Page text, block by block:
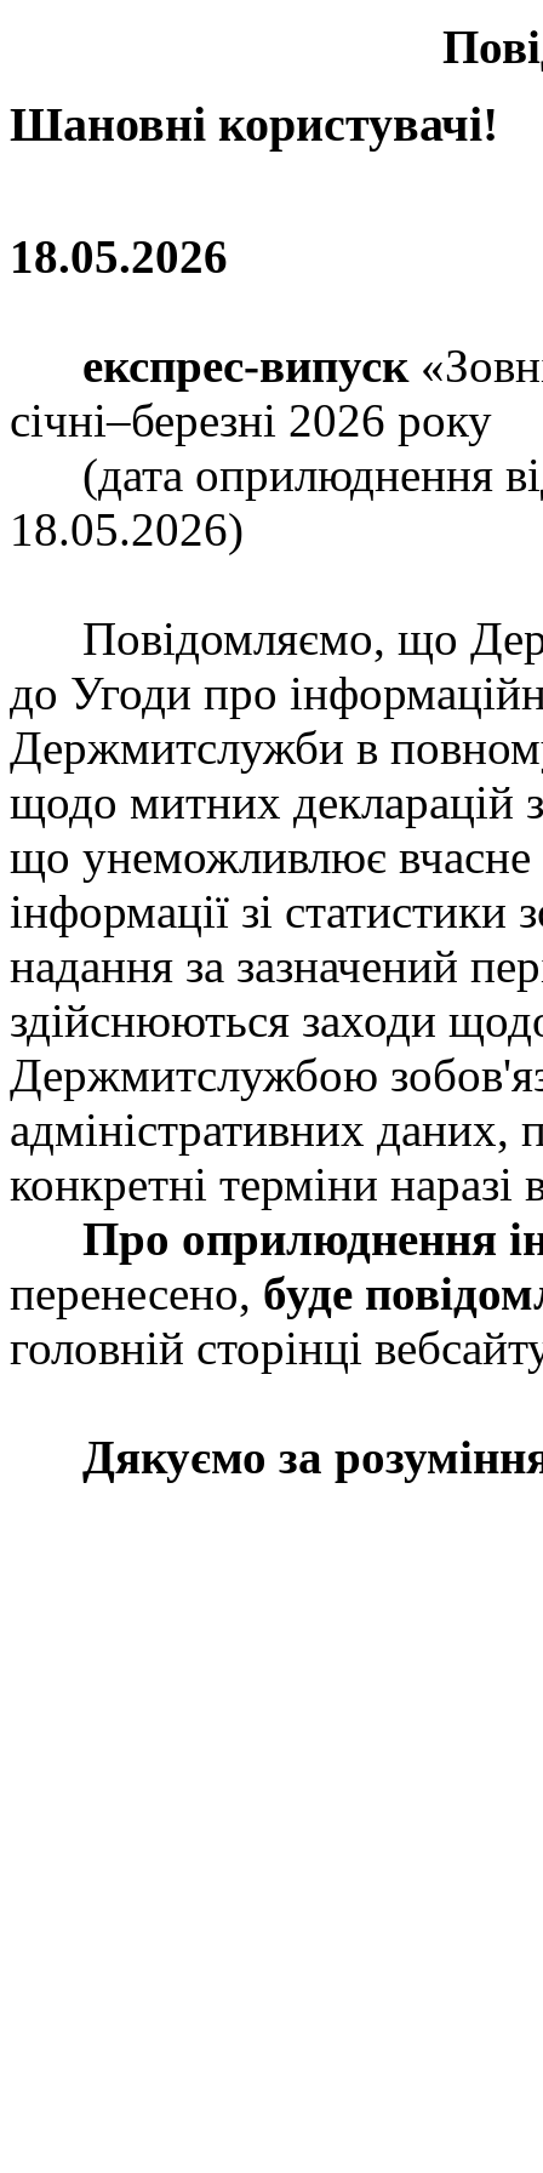
Шановні користувачі!
18.05.2026
експрес-випуск
січні–березні 2026 року
(дата оприлюднення
18.05.2026)
Повідомляємо, що
до Угоди про
Держмитслужби в повному
щодо митних декларацій
що унеможливлює
інформації зі статистики
надання за зазначений
здійснюються заходи
Держмитслужбою
адміністративних даних,
конкретні терміни наразі
Про оприлюднення
перенесено, буде
головній сторінці
Дякуємо за